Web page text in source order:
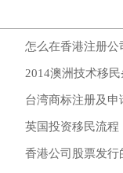
怎么在香港注册公
2014澳洲技术移
台湾商标注册及申
英国投资移民流程
香港公司股票发行